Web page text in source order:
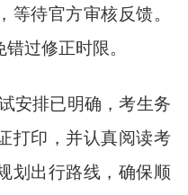
等待官方审核反馈。
过修正时限。
安排已明确，考生务
打印，并认真阅读考
划出行路线，确保顺